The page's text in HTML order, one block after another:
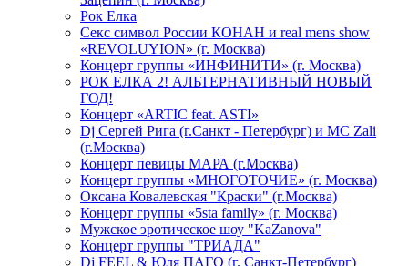
Рок Елка
Секс символ России КОНАН и real mens show
«REVOLUYION» (г. Москва)
Концерт группы «ИНФИНИТИ» (г. Москва)
РОК ЕЛКА 2! АЛЬТЕРНАТИВНЫЙ НОВЫЙ
ГОД!
Концерт «ARTIC feat. ASTI»
Dj Сергей Рига (г.Санкт - Петербург) и MC Zali
(г.Москва)
Концерт певицы МАРА (г.Москва)
Концерт группы «МНОГОТОЧИЕ» (г. Москва)
Оксана Ковалевская "Краски" (г.Москва)
Концерт группы «5sta family» (г. Москва)
Мужское эротическое шоу "KaZanova"
Концерт группы "ТРИАДА"
Dj FEEL & Юля ПАГО (г. Санкт-Петербург)